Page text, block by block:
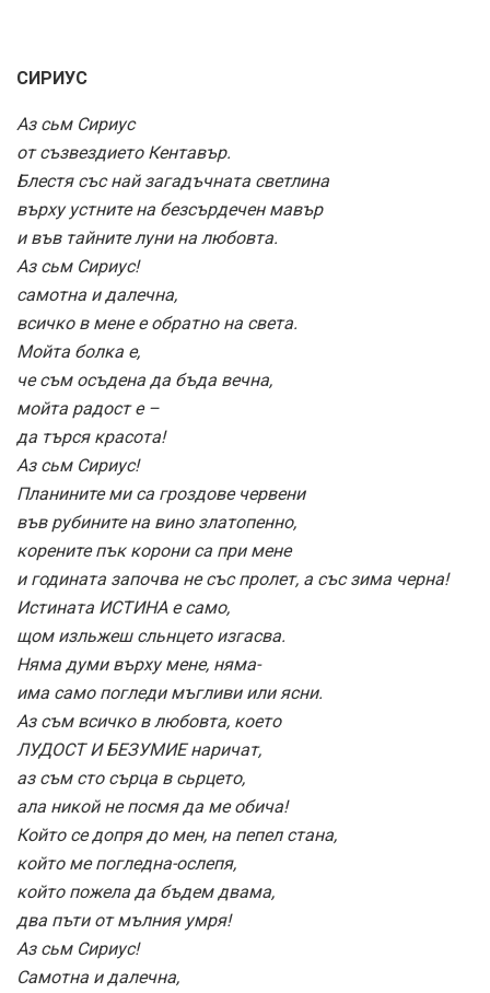
СИРИУС
Аз сьм Сириус
от съзвездието Кентавър.
Блестя със най загадъчната светлина
върху устните на безсърдечен мавър
и във тайните луни на любовта.
Аз сьм Сириус!
самотна и далечна,
всичко в мене е обратно на света.
Мойта болка е,
че съм осъдена да бъда вечна,
мойта радост е –
да търся красота!
Аз сьм Сириус!
Планините ми са гроздове червени
във рубините на вино златопенно,
корените пък корони са при мене
и годината започва не със пролет, а със зима черна!
Истината ИСТИНА е само,
щом изльжеш сльнцето изгасва.
Няма думи върху мене, няма-
има само погледи мъгливи или ясни.
Аз съм всичко в любовта, което
ЛУДОСТ И БЕЗУМИЕ наричат,
аз съм сто сърца в сьрцето,
ала никой не посмя да ме обича!
Който се допря до мен, на пепел стана,
който ме погледна-ослепя,
който пожела да бъдем двама,
два пъти от мълния умря!
Аз сьм Сириус!
Самотна и далечна,